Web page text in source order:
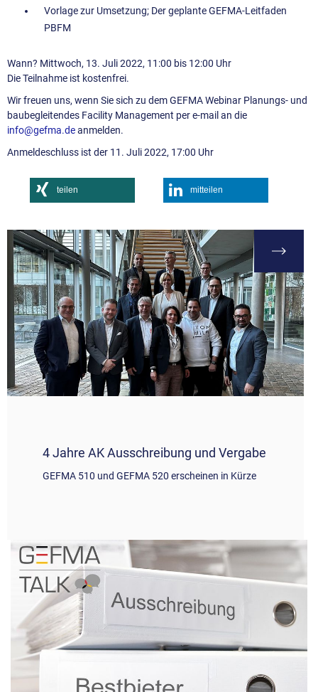
Vorlage zur Umsetzung; Der geplante GEFMA-Leitfaden
PBFM
Wann? Mittwoch, 13. Juli 2022, 11:00 bis 12:00 Uhr
Die Teilnahme ist kostenfrei.
Wir freuen uns, wenn Sie sich zu dem GEFMA Webinar Planungs- und
baubegleitendes Facility Management per e-mail an die
info@gefma.deanmelden.
Anmeldeschluss ist der 11. Juli 2022, 17:00 Uhr
teilen mitteilen
4 Jahre AK Ausschreibung und Vergabe
GEFMA 510 und GEFMA 520 erscheinen in Kürze